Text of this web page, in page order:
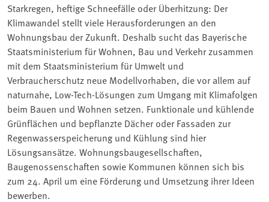
Starkregen, heftige Schneefälle oder Überhitzung: Der
Klimawandel stellt viele Herausforderungen an den
Wohnungsbau der Zukunft. Deshalb sucht das Bayerische
Staatsministerium für Wohnen, Bau und Verkehr zusammen
mit dem Staatsministerium für Umwelt und
Verbraucherschutz neue Modellvorhaben, die vor allem auf
naturnahe, Low-Tech-Lösungen zum Umgang mit Klimafolgen
beim Bauen und Wohnen setzen. Funktionale und kühlende
Grünflächen und bepflanzte Dächer oder Fassaden zur
Regenwasserspeicherung und Kühlung sind hier
Lösungsansätze. Wohnungsbaugesellschaften,
Baugenossenschaften sowie Kommunen können sich bis
zum 24. April um eine Förderung und Umsetzung ihrer Ideen
bewerben.